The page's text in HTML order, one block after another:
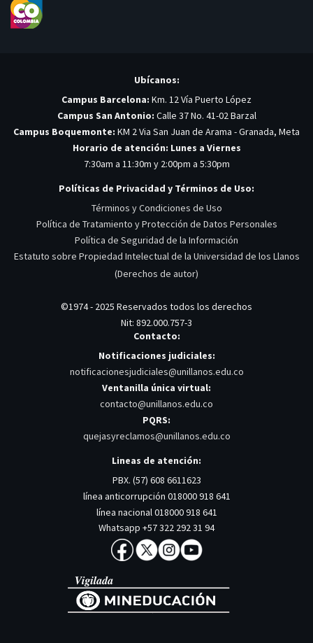
Ubícanos:
Campus Barcelona: Km. 12 Vía Puerto López
Campus San Antonio: Calle 37 No. 41-02 Barzal
Campus Boquemonte: KM 2 Via San Juan de Arama - Granada, Meta
Horario de atención: Lunes a Viernes
7:30am a 11:30m y 2:00pm a 5:30pm
Políticas de Privacidad y Términos de Uso:
Términos y Condiciones de Uso
Política de Tratamiento y Protección de Datos Personales
Política de Seguridad de la Información
Estatuto sobre Propiedad Intelectual de la Universidad de los Llanos
(Derechos de autor)
©1974 - 2025 Reservados todos los derechos
Nit: 892.000.757-3
Contacto:
Notificaciones judiciales:
notificacionesjudiciales@unillanos.edu.co
Ventanilla única virtual:
contacto@unillanos.edu.co
PQRS:
quejasyreclamos@unillanos.edu.co
Lineas de atención:
PBX. (57) 608 6611623
línea anticorrupción 018000 918 641
línea nacional 018000 918 641
Whatsapp +57 322 292 31 94